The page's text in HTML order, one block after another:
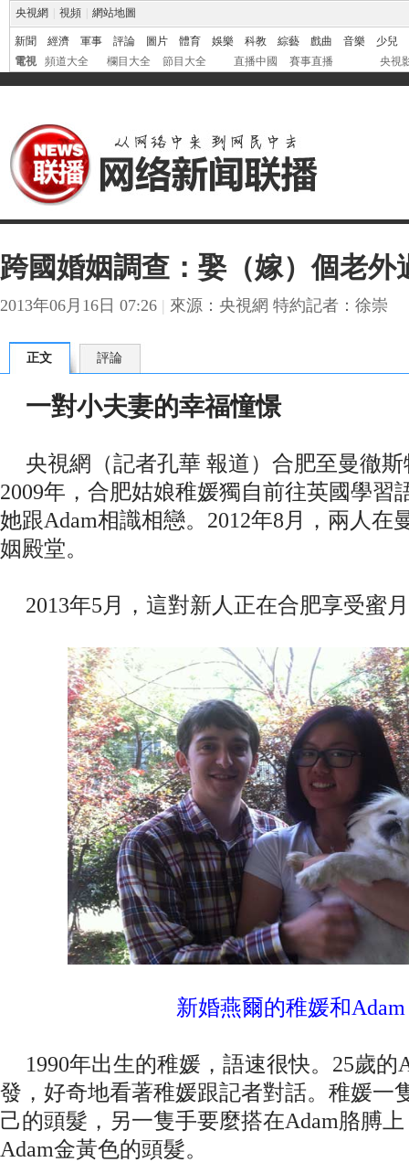
央視網 視頻 網站地圖
新聞 經濟 軍事 評論 圖片 體育 娛樂 科教 綜藝 戲曲 音樂
少兒
電視
頻道大全 欄目大全 節目大全 直播中國 賽事直播 央視
跨國婚姻調查：娶（嫁）個老外
2013年06月16日 07:26 | 來源：央視網 特約記者：徐崇
正文 評論
一對小夫妻的幸福憧憬
央視網（記者孔華 報道）合肥至曼徹斯
2009年，合肥姑娘稚媛獨自前往英國學習
她跟Adam相識相戀。2012年8月，兩人在
姻殿堂。
2013年5月，這對新人正在合肥享受蜜
新婚燕爾的稚媛和Adam
1990年出生的稚媛，語速很快。25歲的
發，好奇地看著稚媛跟記者對話。稚媛一
己的頭髮，另一隻手要麼搭在Adam胳膊
Adam金黃色的頭髮。